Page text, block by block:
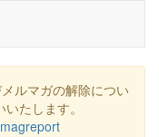
ルマガの解除につい
たします。